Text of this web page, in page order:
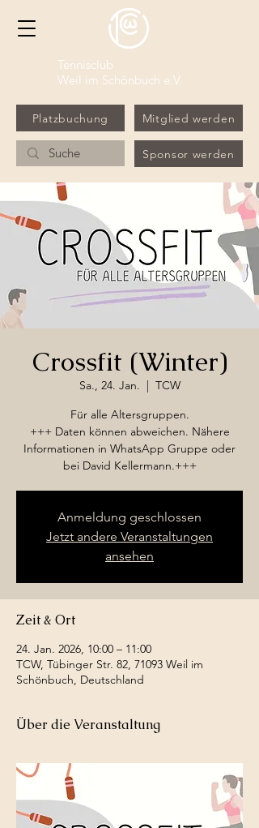
Tennisclub
Weil im Schönbuch e.V.
Platzbuchung Mitglied werden
Sponsor werden
Crossfit (Winter)
Sa., 24. Jan.
  |
TCW
Für alle Altersgruppen.
+++ Daten können abweichen. Nähere
Informationen in WhatsApp Gruppe oder
bei David Kellermann.+++
Anmeldung geschlossen
Jetzt andere Veranstaltungen
ansehen
Zeit & Ort
24. Jan. 2026, 10:00 – 11:00
TCW, Tübinger Str. 82, 71093 Weil im
Schönbuch, Deutschland
Über die Veranstaltung